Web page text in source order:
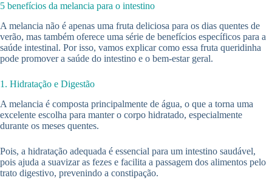
5 benefícios da melancia para o intestino
A melancia não é apenas uma fruta deliciosa para os dias quentes de
verão, mas também oferece uma série de benefícios específicos para a
saúde intestinal. Por isso, vamos explicar como essa fruta queridinha
pode promover a saúde do intestino e o bem-estar geral.
1. Hidratação e Digestão
A melancia é composta principalmente de água, o que a torna uma
excelente escolha para manter o corpo hidratado, especialmente
durante os meses quentes.
Pois, a hidratação adequada é essencial para um intestino saudável,
pois ajuda a suavizar as fezes e facilita a passagem dos alimentos pelo
trato digestivo, prevenindo a constipação.